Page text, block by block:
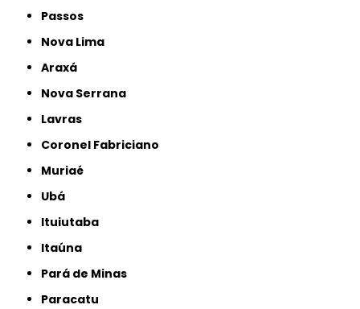
Passos
Nova Lima
Araxá
Nova Serrana
Lavras
Coronel Fabriciano
Muriaé
Ubá
Ituiutaba
Itaúna
Pará de Minas
Paracatu